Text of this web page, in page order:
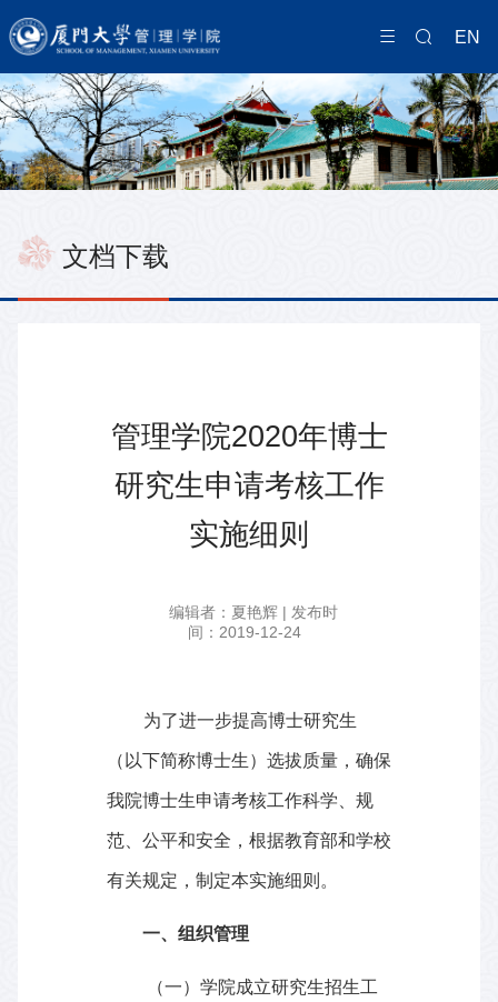
EN
文档下载
管理学院2020年博士
研究生申请考核工作
实施细则
编辑者：夏艳辉 | 发布时
间：2019-12-24
为了进一步提高博士研究生
（以下简称博士生）选拔质量，确保
我院博士生申请考核工作科学、规
范、公平和安全，根据教育部和学校
有关规定，制定本实施细则。
一、组织管理
（一）学院成立研究生招生工